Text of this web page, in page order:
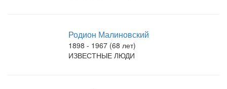
Родион Малиновский
1898 - 1967 (68 лет)
ИЗВЕСТНЫЕ ЛЮДИ